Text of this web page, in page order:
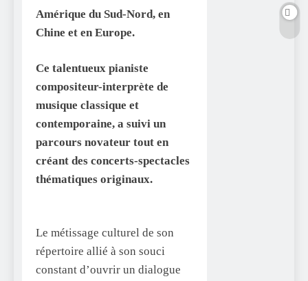
Amérique du Sud-Nord, en
Chine et en Europe.
Ce talentueux pianiste
compositeur-interprète de
musique classique et
contemporaine, a suivi un
parcours novateur tout en
créant des concerts-spectacles
thématiques originaux.
Le métissage culturel de son
répertoire allié à son souci
constant d’ouvrir un dialogue